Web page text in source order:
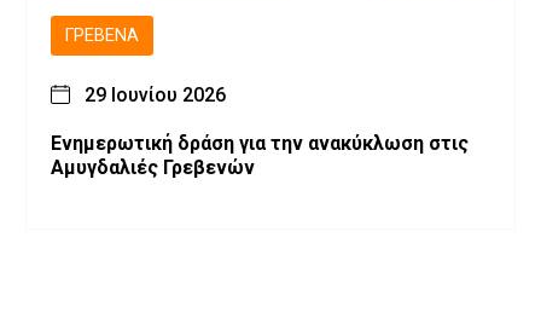
ΓΡΕΒΕΝΆ
29 Ιουνίου 2026
Ενημερωτική δράση για την ανακύκλωση στις
Αμυγδαλιές Γρεβενών